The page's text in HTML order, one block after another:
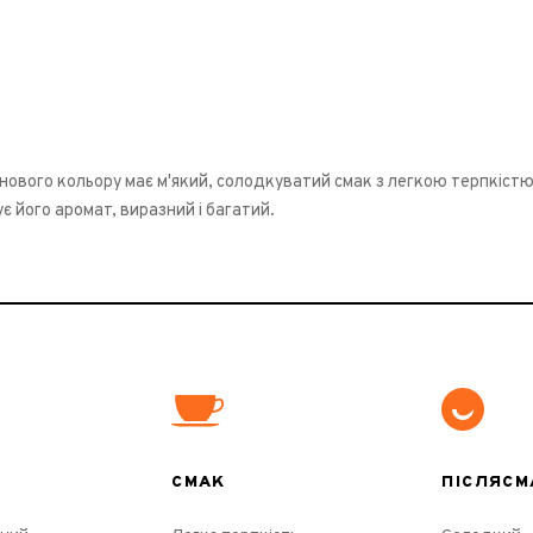
кольору має м'який, солодкуватий смак з легкою
його аромат, виразний і багатий.
СМАК